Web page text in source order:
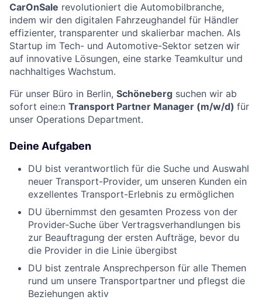
CarOnSale revolutioniert die Automobilbranche,
indem wir den digitalen Fahrzeughandel für Händler
effizienter, transparenter und skalierbar machen. Als
Startup im Tech- und Automotive-Sektor setzen wir
auf innovative Lösungen, eine starke Teamkultur und
nachhaltiges Wachstum.
Für unser Büro in Berlin, Schöneberg suchen wir ab
sofort eine:n Transport Partner Manager (m/w/d) für
unser Operations Department.
Deine Aufgaben
DU bist verantwortlich für die Suche und Auswahl
neuer Transport-Provider, um unseren Kunden ein
exzellentes Transport-Erlebnis zu ermöglichen
DU übernimmst den gesamten Prozess von der
Provider-Suche über Vertragsverhandlungen bis
zur Beauftragung der ersten Aufträge, bevor du
die Provider in die Linie übergibst
DU bist zentrale Ansprechperson für alle Themen
rund um unsere Transportpartner und pflegst die
Beziehungen aktiv